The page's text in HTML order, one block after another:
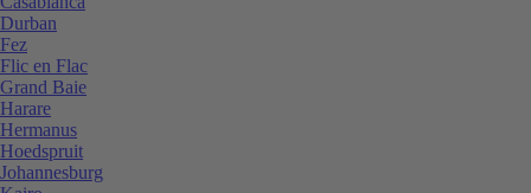
Durban
Fez
Flic en Flac
Grand Baie
Harare
Hermanus
Hoedspruit
Johannesburg